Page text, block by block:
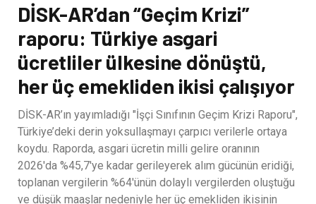
DİSK-AR’dan “Geçim Krizi”
raporu: Türkiye asgari
ücretliler ülkesine dönüştü,
her üç emekliden ikisi çalışıyor
DİSK-AR’ın yayımladığı "İşçi Sınıfının Geçim Krizi Raporu",
Türkiye’deki derin yoksullaşmayı çarpıcı verilerle ortaya
koydu. Raporda, asgari ücretin milli gelire oranının
2026'da %45,7'ye kadar gerileyerek alım gücünün eridiği,
toplanan vergilerin %64'ünün dolaylı vergilerden oluştuğu
ve düşük maaşlar nedeniyle her üç emekliden ikisinin